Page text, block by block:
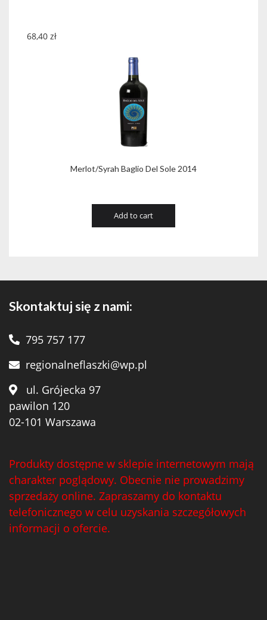
Merlot/Syrah Baglio Del Sole 2014
68,40 zł
Add to cart
Skontaktuj się z nami:
795 757 177
regionalneflaszki@wp.pl
ul. Grójecka 97
pawilon 120
02-101 Warszawa
Produkty dostępne w sklepie internetowym mają
charakter poglądowy. Obecnie nie prowadzimy
sprzedaży online. Zapraszamy do kontaktu
telefonicznego w celu uzyskania szczegółowych
informacji o ofercie.